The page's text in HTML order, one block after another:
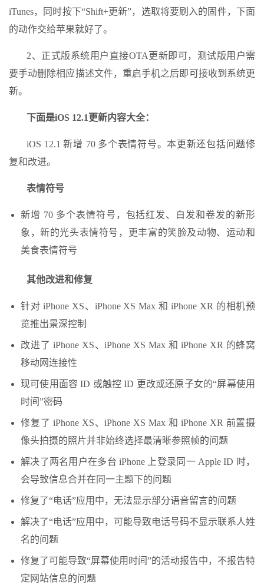
iTunes，同时按下“Shift+更新”，选取将要刷入的固件，下面
的动作交给苹果就好了。
2、正式版系统用户直接OTA更新即可，测试版用户需
要手动删除相应描述文件，重启手机之后即可接收到系统更
新。
下面是iOS 12.1更新内容大全：
iOS 12.1 新增 70 多个表情符号。本更新还包括问题修
复和改进。
表情符号
新增 70 多个表情符号，包括红发、白发和卷发的新形
象，新的光头表情符号，更丰富的笑脸及动物、运动和
美食表情符号
其他改进和修复
针对 iPhone XS、iPhone XS Max 和 iPhone XR 的相机预
览推出景深控制
改进了 iPhone XS、iPhone XS Max 和 iPhone XR 的蜂窝
移动网连接性
现可使用面容 ID 或触控 ID 更改或还原子女的“屏幕使用
时间”密码
修复了 iPhone XS、iPhone XS Max 和 iPhone XR 前置摄
像头拍摄的照片并非始终选择最清晰参照帧的问题
解决了两名用户在多台 iPhone 上登录同一 Apple ID 时，
会导致信息合并在同一主题下的问题
修复了“电话”应用中，无法显示部分语音留言的问题
解决了“电话”应用中，可能导致电话号码不显示联系人姓
名的问题
修复了可能导致“屏幕使用时间”的活动报告中，不报告特
定网站信息的问题